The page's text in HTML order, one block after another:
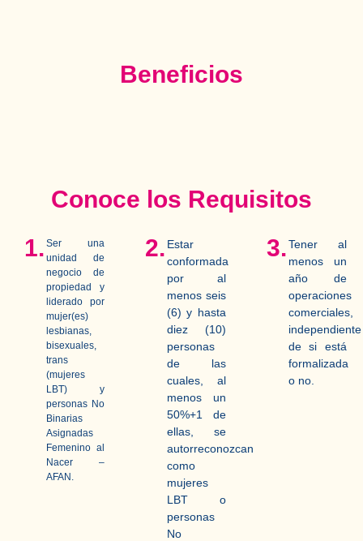
Beneficios
Conoce los Requisitos
1. Ser una
unidad de
negocio de
propiedad y
liderado por
mujer(es)
lesbianas,
bisexuales,
trans
(mujeres
LBT) y
personas No
Binarias
Asignadas
Femenino al
Nacer –
AFAN.
2. Estar
conformada
por al
menos seis
(6) y hasta
diez (10)
personas
de las
cuales, al
menos un
50%+1 de
ellas, se
autorreconozcan
como
mujeres
LBT o
personas
No
3.Tener al
menos un
año de
operaciones
comerciales,
independiente
de si está
formalizada
o no.